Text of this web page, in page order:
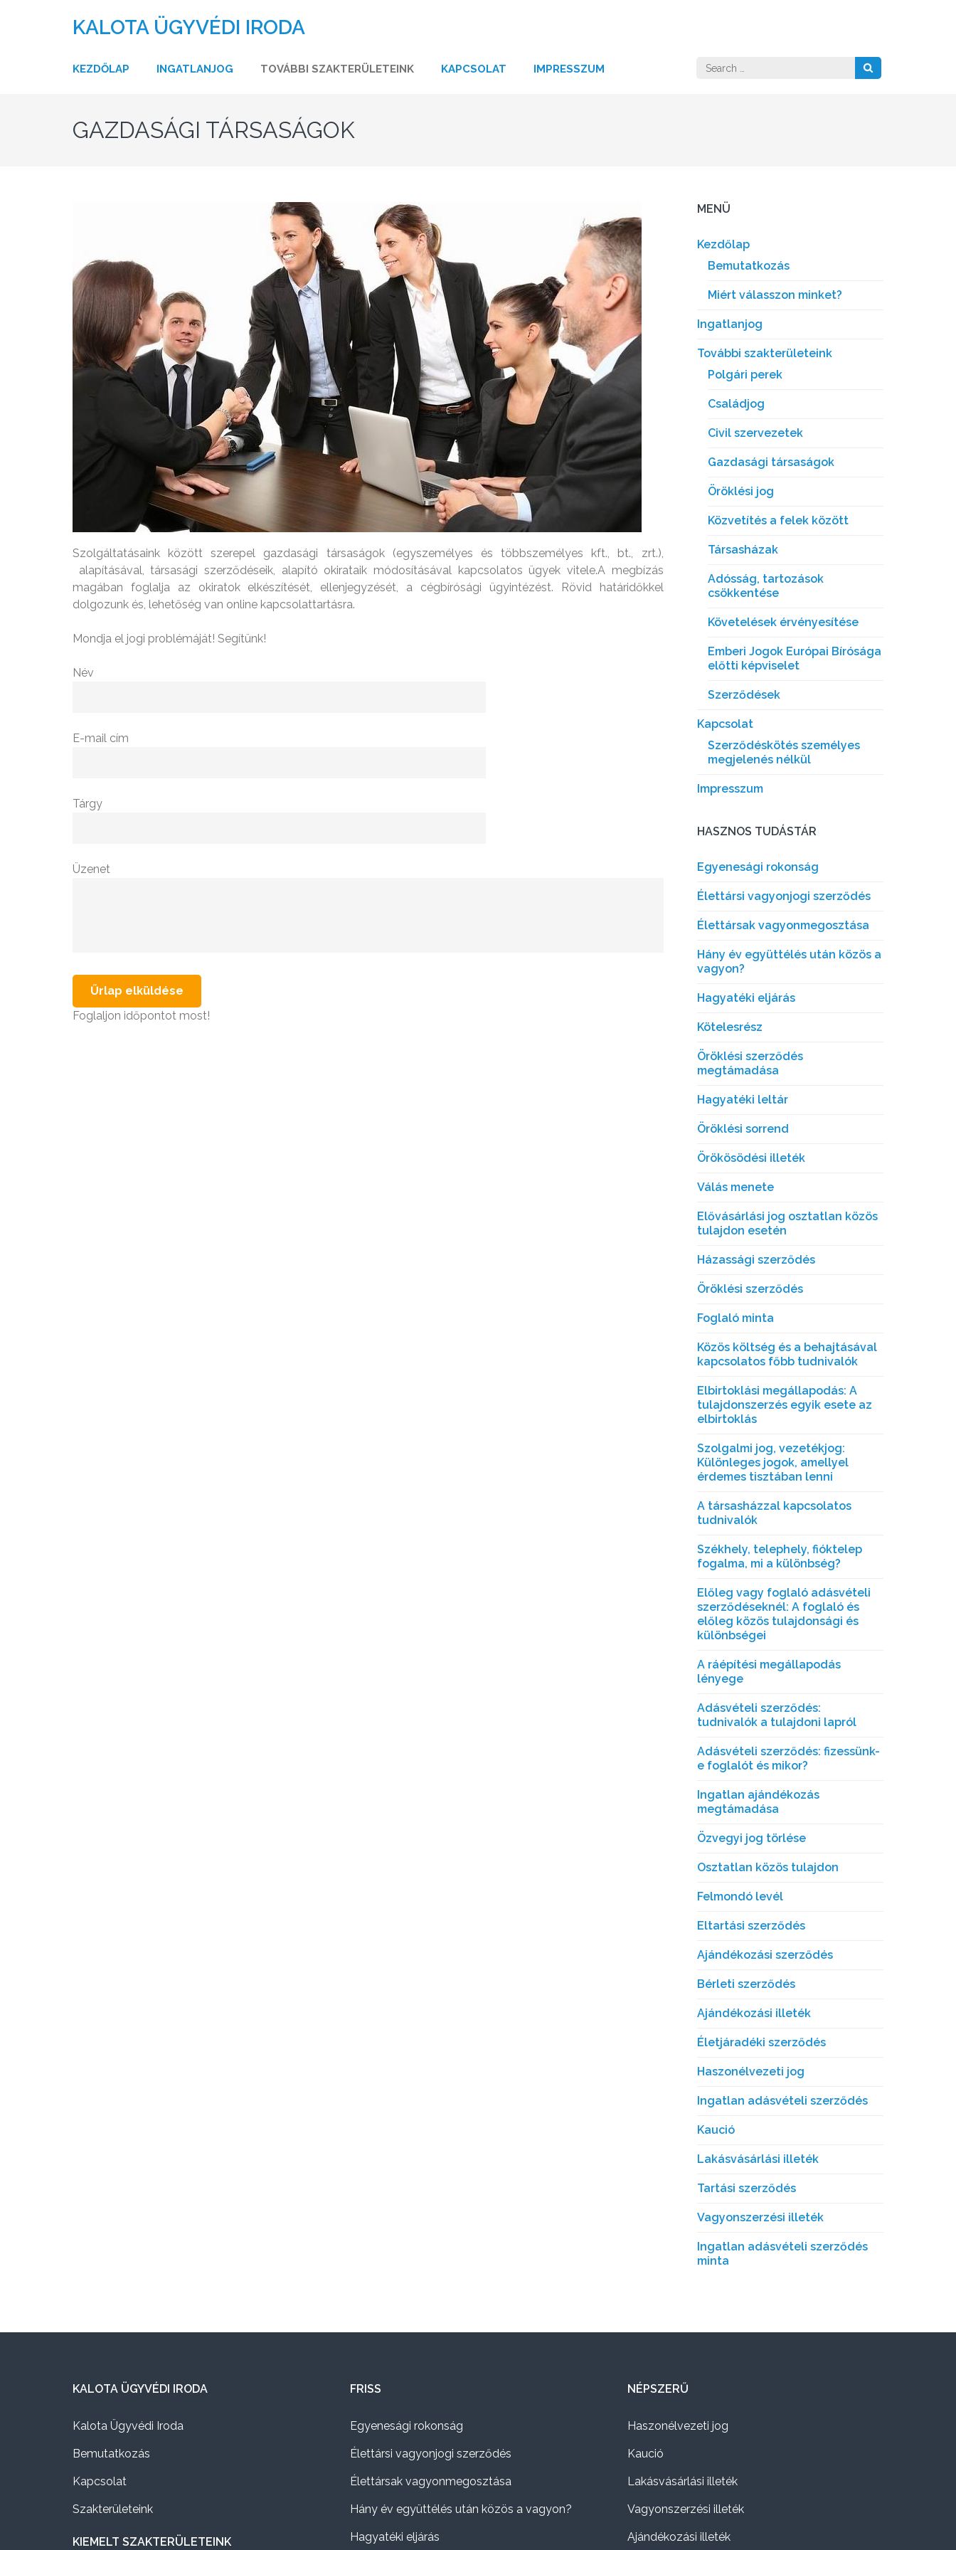
KALOTA ÜGYVÉDI IRODA
KEZDŐLAP INGATLANJOG TOVÁBBI SZAKTERÜLETEINK KAPCSOLAT IMPRESSZUM
Search
for:
GAZDASÁGI TÁRSASÁGOK
Szolgáltatásaink között szerepel gazdasági társaságok (egyszemélyes és többszemélyes kft., bt., zrt.),
alapításával, társasági szerződéseik, alapító okirataik módosításával kapcsolatos ügyek vitele.A megbízás
magában foglalja az okiratok elkészítését, ellenjegyzését, a cégbírósági ügyintézést. Rövid határidőkkel
dolgozunk és, lehetőség van online kapcsolattartásra.
Mondja el jogi problémáját! Segítünk!
Név
E-mail cím
Tárgy
Üzenet
Foglaljon időpontot most!
MENÜ
Kezdőlap
Bemutatkozás
Miért válasszon minket?
Ingatlanjog
További szakterületeink
Polgári perek
Családjog
Civil szervezetek
Gazdasági társaságok
Öröklési jog
Közvetítés a felek között
Társasházak
Adósság, tartozások
csökkentése
Követelések érvényesítése
Emberi Jogok Európai Bírósága
előtti képviselet
Szerződések
Kapcsolat
Szerződéskötés személyes
megjelenés nélkül
Impresszum
HASZNOS TUDÁSTÁR
Egyenesági rokonság
Élettársi vagyonjogi szerződés
Élettársak vagyonmegosztása
Hány év együttélés után közös a
vagyon?
Hagyatéki eljárás
Kötelesrész
Öröklési szerződés
megtámadása
Hagyatéki leltár
Öröklési sorrend
Örökösödési illeték
Válás menete
Elővásárlási jog osztatlan közös
tulajdon esetén
Házassági szerződés
Öröklési szerződés
Foglaló minta
Közös költség és a behajtásával
kapcsolatos főbb tudnivalók
Elbirtoklási megállapodás: A
tulajdonszerzés egyik esete az
elbirtoklás
Szolgalmi jog, vezetékjog:
Különleges jogok, amellyel
érdemes tisztában lenni
A társasházzal kapcsolatos
tudnivalók
Székhely, telephely, fióktelep
fogalma, mi a különbség?
Előleg vagy foglaló adásvételi
szerződéseknél: A foglaló és
előleg közös tulajdonsági és
különbségei
A ráépítési megállapodás
lényege
Adásvételi szerződés:
tudnivalók a tulajdoni lapról
Adásvételi szerződés: fizessünk-
e foglalót és mikor?
Ingatlan ajándékozás
megtámadása
Özvegyi jog törlése
Osztatlan közös tulajdon
Felmondó levél
Eltartási szerződés
Ajándékozási szerződés
Bérleti szerződés
Ajándékozási illeték
Életjáradéki szerződés
Haszonélvezeti jog
Ingatlan adásvételi szerződés
Kaució
Lakásvásárlási illeték
Tartási szerződés
Vagyonszerzési illeték
Ingatlan adásvételi szerződés
minta
KALOTA ÜGYVÉDI IRODA
Kalota Ügyvédi Iroda
Bemutatkozás
Kapcsolat
Szakterületeink
KIEMELT SZAKTERÜLETEINK
FRISS
Egyenesági rokonság
Élettársi vagyonjogi szerződés
Élettársak vagyonmegosztása
Hány év együttélés után közös a vagyon?
Hagyatéki eljárás
NÉPSZERŰ
Haszonélvezeti jog
Kaució
Lakásvásárlási illeték
Vagyonszerzési illeték
Ajándékozási illeték